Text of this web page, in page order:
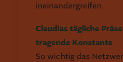
ineinandergreifen.
Claudias tägliche
tragende Konstante
So wichtig das